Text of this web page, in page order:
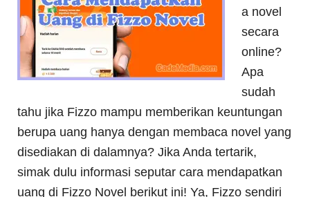
a novel
secara
online?
Apa
sudah
tahu jika Fizzo mampu memberikan keuntungan
berupa uang hanya dengan membaca novel yang
disediakan di dalamnya? Jika Anda tertarik,
simak dulu informasi seputar cara mendapatkan
uang di Fizzo Novel berikut ini! Ya, Fizzo sendiri